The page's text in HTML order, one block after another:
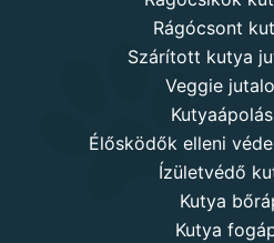
Rágócsont
Szárított kutya
Veggie
Kutyaápolás
Élősködők elleni
Ízületvédő
Kutya
Kutya